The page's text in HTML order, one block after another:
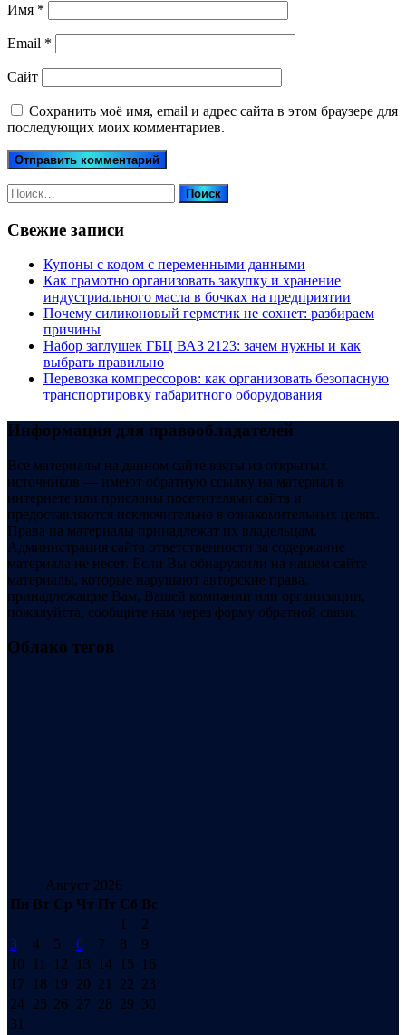
Имя *
Email *
Сайт
Сохранить моё имя, email и адрес сайта в этом браузере для
последующих моих комментариев.
Найти:
Свежие записи
Купоны c кодом с переменными данными
Как грамотно организовать закупку и хранение
индустриального масла в бочках на предприятии
Почему силиконовый герметик не сохнет: разбираем
причины
Набор заглушек ГБЦ ВАЗ 2123: зачем нужны и как
выбрать правильно
Перевозка компрессоров: как организовать безопасную
транспортировку габаритного оборудования
Информация для правообладателей
Все материалы на данном сайте взяты из открытых
источников — имеют обратную ссылку на материал в
интернете или присланы посетителями сайта и
предоставляются исключительно в ознакомительных целях.
Права на материалы принадлежат их владельцам.
Администрация сайта ответственности за содержание
материала не несет. Если Вы обнаружили на нашем сайте
материалы, которые нарушают авторские права,
принадлежащие Вам, Вашей компании или организации,
пожалуйста, сообщите нам через форму обратной связи.
Облако тегов
Август 2026
Пн Вт Ср Чт Пт Сб Вс
1
2
3
4 5 6 7 8
9
10
11 12 13 14 15
16
17
18 19 20 21 22 23
24 25 26 27 28 29 30
31